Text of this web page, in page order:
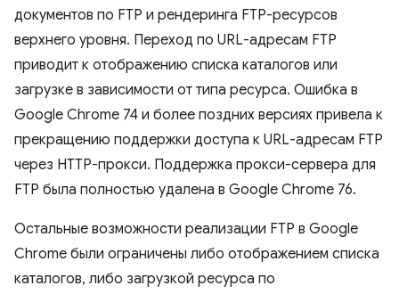
документов по FTP и рендеринга FTP-ресурсов
верхнего уровня. Переход по URL-адресам FTP
приводит к отображению списка каталогов или
загрузке в зависимости от типа ресурса. Ошибка в
Google Chrome 74 и более поздних версиях привела к
прекращению поддержки доступа к URL-адресам FTP
через HTTP-прокси. Поддержка прокси-сервера для
FTP была полностью удалена в Google Chrome 76.
Остальные возможности реализации FTP в Google
Chrome были ограничены либо отображением списка
каталогов, либо загрузкой ресурса по